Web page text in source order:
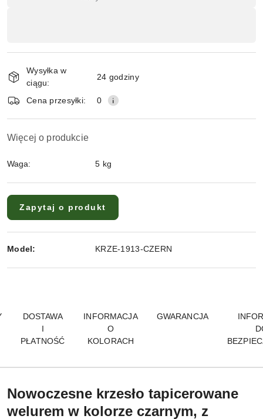
Wysyłka w
ciągu:
24 godziny
Cena przesyłki: 0
Więcej o produkcie
Waga: 5 kg
Zapytaj o produkt
Model: KRZE-1913-CZERN
DOSTAWA
I
PŁATNOŚĆ
INFORMACJA
O
KOLORACH
GWARANCJA
Nowoczesne krzesło tapicerowane
welurem w kolorze czarnym, z